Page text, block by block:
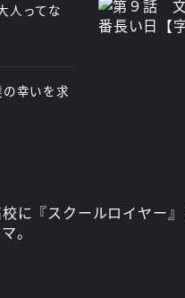
人ってな
幸いを求
に『スクールロイヤー
。